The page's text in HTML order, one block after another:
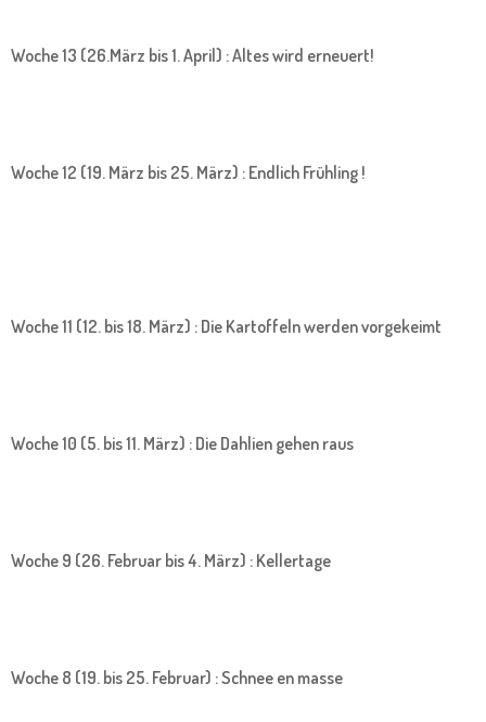
Woche 13 (26.März bis 1. April) : Altes wird erneuert!
Woche 12 (19. März bis 25. März) : Endlich Frühling !
Woche 11 (12. bis 18. März) : Die Kartoffeln werden vorgekeimt
Woche 10 (5. bis 11. März) : Die Dahlien gehen raus
Woche 9 (26. Februar bis 4. März) : Kellertage
Woche 8 (19. bis 25. Februar) : Schnee en masse